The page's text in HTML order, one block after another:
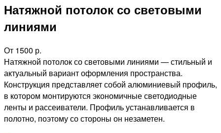
Натяжной потолок со световыми
линиями
От 1500 р.
Натяжной потолок со световыми линиями — стильный и
актуальный вариант оформления пространства.
Конструкция представляет собой алюминиевый профиль,
в котором монтируются экономичные светодиодные
ленты и рассеиватели. Профиль устанавливается в
полотно, поэтому со стороны он незаметен.